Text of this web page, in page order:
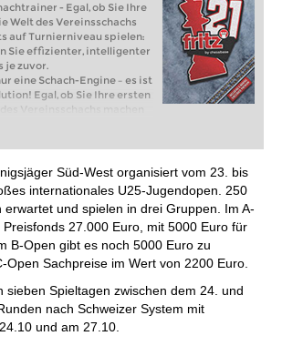
- Egal, ob Sie Ihre
Welt des Vereinsschachs
auf Turnierniveau spielen:
Sie effizienter, intelligenter
je zuvor.
eine Schach-Engine – es ist
Egal, ob Sie Ihre ersten
Vereinsschachs machen
spielen: Mit
effizienter, intelligenter und
Süd-West organisiert vom 23. bis
internationales U25-Jugendopen. 250
erwartet und spielen in drei Gruppen. Im A-
27.000 Euro, mit 5000 Euro für
B-Open gibt es noch 5000 Euro zu
Open Sachpreise im Wert von 2200 Euro.
sieben Spieltagen zwischen dem 24. und
nach Schweizer System mit
und am 27.10.